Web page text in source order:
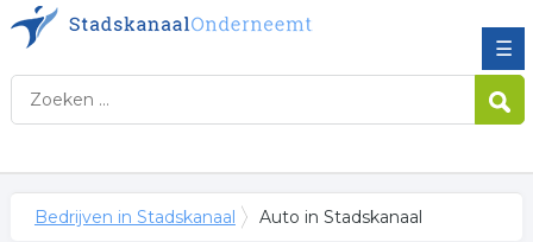
☰
Bedrijven in Stadskanaal Auto in Stadskanaal